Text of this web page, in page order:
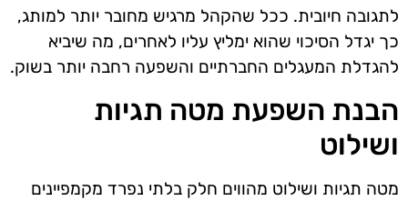
לתגובה חיובית. ככל שהקהל מרגיש מחובר יותר למותג,
כך יגדל הסיכוי שהוא ימליץ עליו לאחרים, מה שיביא
להגדלת המעגלים החברתיים והשפעה רחבה יותר בשוק.
הבנת השפעת מטה תגיות
ושילוט
מטה תגיות ושילוט מהווים חלק בלתי נפרד מקמפיינים